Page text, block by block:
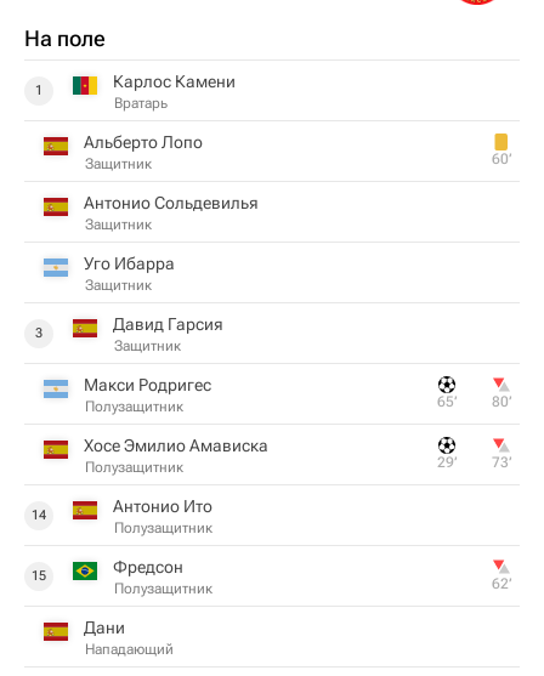
На поле
1 Карлос Камени
Вратарь
Альберто Лопо
Защитник 60‎’‎
Антонио Сольдевилья
Защитник
Уго Ибарра
Защитник
3 Давид Гарсия
Защитник
Макси Родригес
Полузащитник 65‎’‎ 80‎’‎
Хосе Эмилио Амависка
Полузащитник 29‎’‎ 73‎’‎
14 Антонио Ито
Полузащитник
15 Фредсон
Полузащитник 62‎’‎
Дани
Нападающий